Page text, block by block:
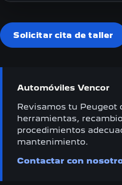
Solicitar cita de taller
Automóviles Vencor
Revisamos tu Peugeot
herramientas,
procedimientos
mantenimiento.
Contactar con